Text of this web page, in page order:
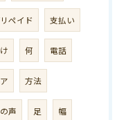
ペイド 支払い
何 電話
方法
声 足 幅